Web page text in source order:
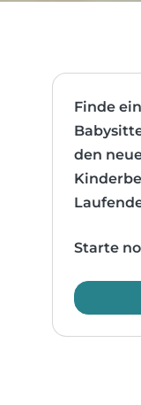
Finde
den
Starte